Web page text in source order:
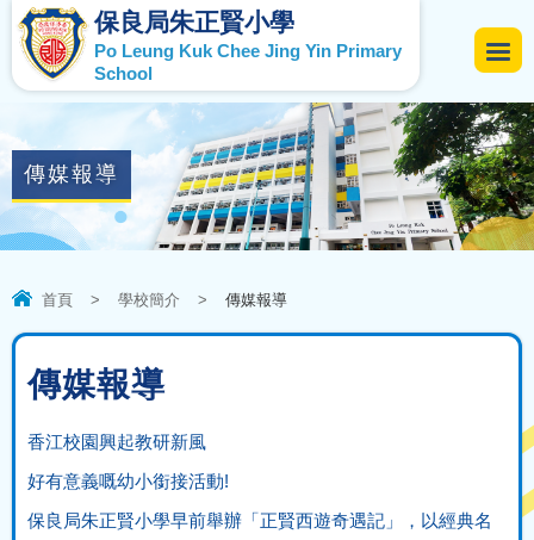
保良局朱正賢小學
Po Leung Kuk Chee Jing Yin Primary
School
傳媒報導
首頁 > 學校簡介 > 傳媒報導
傳媒報導
香江校園興起教研新風
好有意義嘅幼小銜接活動!
保良局朱正賢小學早前舉辦「正賢西遊奇遇記」，以經典名